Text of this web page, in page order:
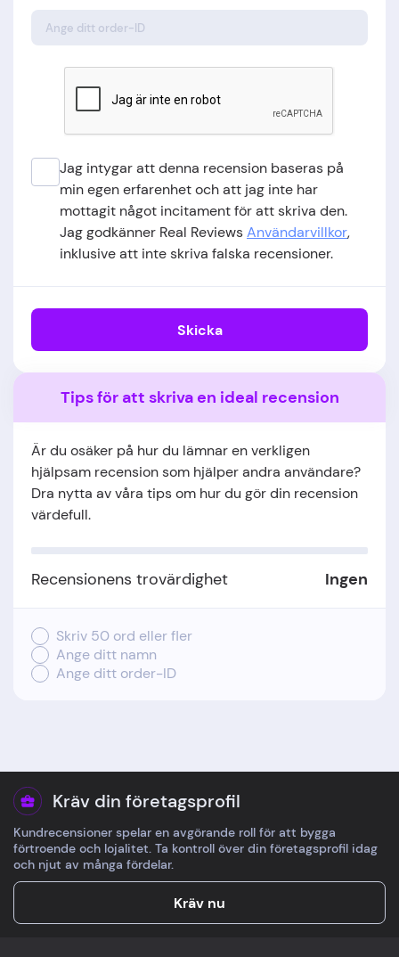
Jag intygar att denna recension baseras på
min egen erfarenhet och att jag inte har
mottagit något incitament för att skriva den.
Jag godkänner Real ReviewsAnvändarvillkor,
inklusive att inte skriva falska recensioner.
Skicka
Tips för att skriva en ideal recension
Är du osäker på hur du lämnar en verkligen
hjälpsam recension som hjälper andra användare?
Dra nytta av våra tips om hur du gör din recension
värdefull.
Recensionens trovärdighet Ingen
Skriv 50 ord eller fler
Ange ditt namn
Ange ditt order-ID
Kräv din företagsprofil
Kundrecensioner spelar en avgörande roll för att bygga
förtroende och lojalitet. Ta kontroll över din företagsprofil idag
och njut av många fördelar.
Kräv nu